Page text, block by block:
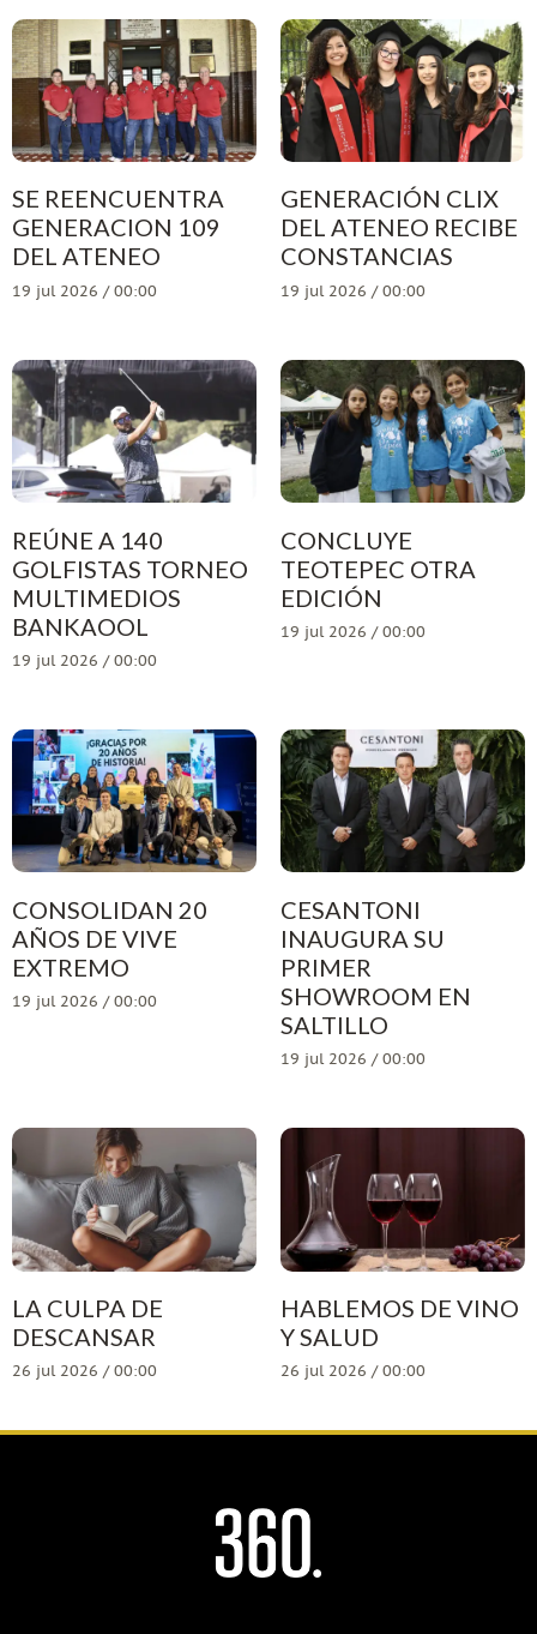
SE REENCUENTRA
GENERACION 109
DEL ATENEO
19 jul 2026 / 00:00
GENERACIÓN CLIX
DEL ATENEO RECIBE
CONSTANCIAS
19 jul 2026 / 00:00
REÚNE A 140
GOLFISTAS TORNEO
MULTIMEDIOS
BANKAOOL
19 jul 2026 / 00:00
CONCLUYE
TEOTEPEC OTRA
EDICIÓN
19 jul 2026 / 00:00
CONSOLIDAN 20
AÑOS DE VIVE
EXTREMO
19 jul 2026 / 00:00
CESANTONI
INAUGURA SU
PRIMER
SHOWROOM EN
SALTILLO
19 jul 2026 / 00:00
LA CULPA DE
DESCANSAR
26 jul 2026 / 00:00
HABLEMOS DE VINO
Y SALUD
26 jul 2026 / 00:00